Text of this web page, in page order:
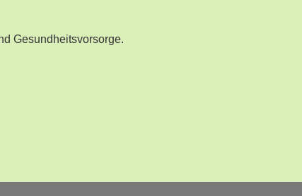
Gesundheitsvorsorge.